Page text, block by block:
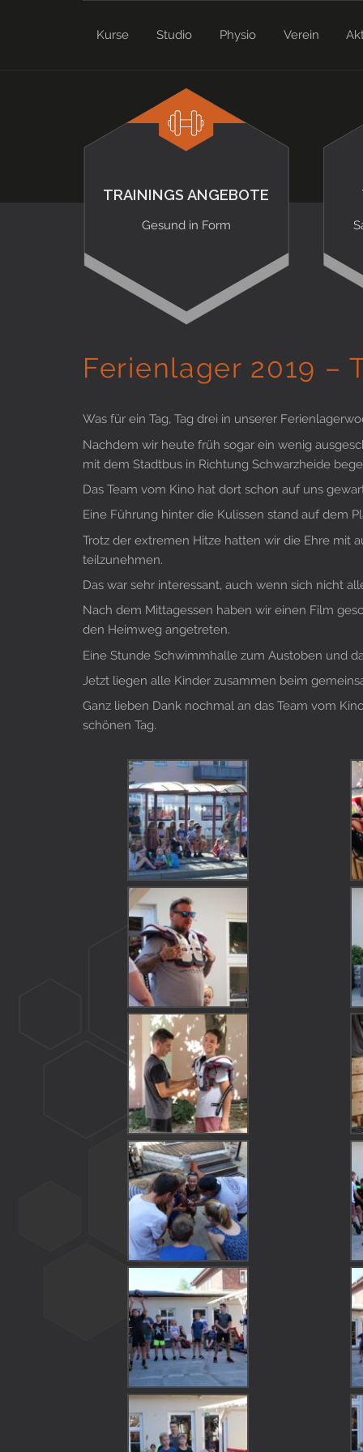
Kurse Studio Physio Verein
TRAININGS ANGEBOTE
Gesund in Form
Ferienlager 2019 –
Was für ein Tag, Tag drei in unserer
Nachdem wir heute früh sogar ein wenig
mit dem Stadtbus in Richtung Schwarzheide
Das Team vom Kino hat dort schon auf uns
Eine Führung hinter die Kulissen stand auf dem
Trotz der extremen Hitze hatten wir die Ehre mit
teilzunehmen.
Das war sehr interessant, auch wenn sich nicht
Nach dem Mittagessen haben wir einen Film
den Heimweg angetreten.
Eine Stunde Schwimmhalle zum Austoben und
Jetzt liegen alle Kinder zusammen beim
Ganz lieben Dank nochmal an das Team vom
schönen Tag.